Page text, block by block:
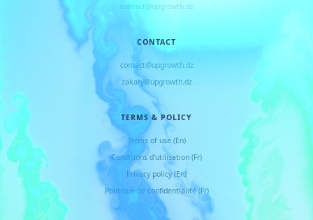
contact@upgrowth.dz
CONTACT
contact@upgrowth.dz
zakary@upgrowth.dz
TERMS & POLICY
Terms of use (En)
Conditions d'utilisation (Fr)
Privacy policy (En)
Politique de confidentialité (Fr)